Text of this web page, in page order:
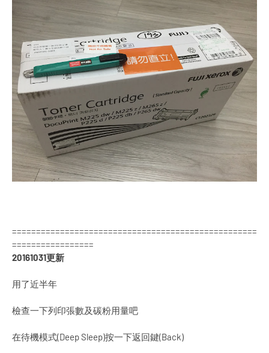
===================================================
=================
20161031更新
用了近半年
檢查一下列印張數及碳粉用量吧
在待機模式(Deep Sleep)按一下返回鍵(Back)